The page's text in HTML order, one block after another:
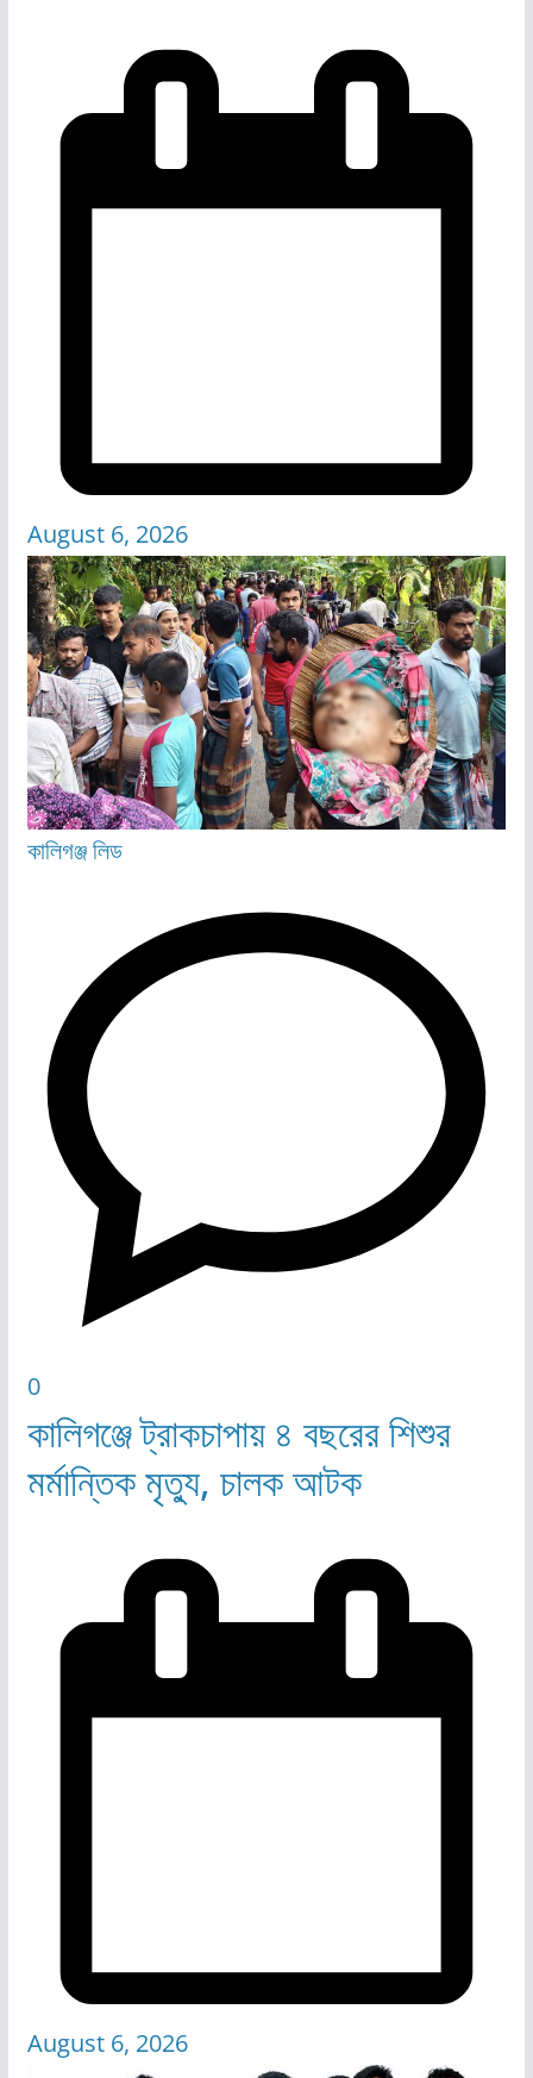
August 6, 2026
কালিগঞ্জলিড
0
কালিগঞ্জে ট্রাকচাপায় ৪ বছরের শিশুর
মর্মান্তিক মৃত্যু, চালক আটক
August 6, 2026